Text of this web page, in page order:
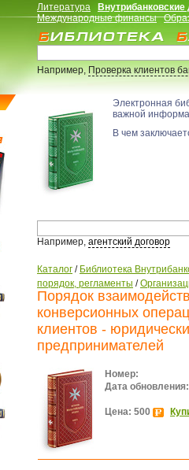
Литература
Международные финансы
Например,Проверка клиентов
Электронная
важной
В чем
Например, агентский договор
Каталог / Библиотека
порядок, регламенты /
Порядок
конверсионных
клиентов -
предпринимателей
Номер:
Дата обновления:
Цена: 500